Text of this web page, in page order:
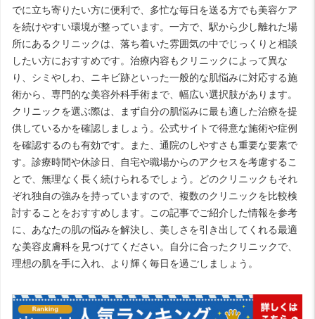
でに立ち寄りたい方に便利で、多忙な毎日を送る方でも美容ケア
を続けやすい環境が整っています。一方で、駅から少し離れた場
所にあるクリニックは、落ち着いた雰囲気の中でじっくりと相談
したい方におすすめです。治療内容もクリニックによって異な
り、シミやしわ、ニキビ跡といった一般的な肌悩みに対応する施
術から、専門的な美容外科手術まで、幅広い選択肢があります。
クリニックを選ぶ際は、まず自分の肌悩みに最も適した治療を提
供しているかを確認しましょう。公式サイトで得意な施術や症例
を確認するのも有効です。また、通院のしやすさも重要な要素で
す。診療時間や休診日、自宅や職場からのアクセスを考慮するこ
とで、無理なく長く続けられるでしょう。どのクリニックもそれ
ぞれ独自の強みを持っていますので、複数のクリニックを比較検
討することをおすすめします。この記事でご紹介した情報を参考
に、あなたの肌の悩みを解決し、美しさを引き出してくれる最適
な美容皮膚科を見つけてください。自分に合ったクリニックで、
理想の肌を手に入れ、より輝く毎日を過ごしましょう。